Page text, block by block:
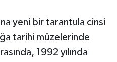
yeni bir tarantula cinsi
tarihi müzelerinde
1992 yılında